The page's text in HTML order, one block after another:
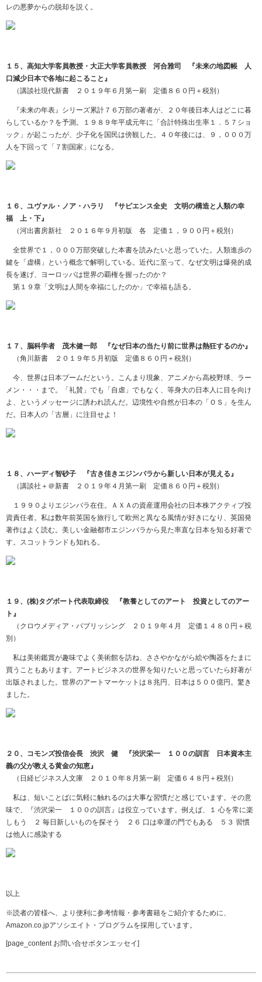
レの悪夢からの脱却を説く。
１５、高知大学客員教授・大正大学客員教授 河合雅司 『未来の地図帳 人
口減少日本で各地に起こること』
（講談社現代新書 ２０１９年６月第一刷 定価８６０円＋税別）
『未来の年表』シリーズ累計７６万部の著者が、２０年後日本人はどこに暮
らしているか？を予測。１９８９年平成元年に「合計特殊出生率１．５７ショ
ック」が起こったが、少子化を国民は傍観した。４０年後には、９，０００万
人を下回って「７割国家」になる。
１６、ユヴァル・ノア・ハラリ 『サピエンス全史 文明の構造と人類の幸
福 上・下』
（河出書房新社 ２０１６年９月初版 各 定価１，９００円＋税別）
全世界で１，０００万部突破した本書を読みたいと思っていた。人類進歩の
鍵を「虚構」という概念で解明している。近代に至って、なぜ文明は爆発的成
長を遂げ、ヨーロッパは世界の覇権を握ったのか？
第１９章「文明は人間を幸福にしたのか」で幸福も語る。
１７、脳科学者 茂木健一郎 『なぜ日本の当たり前に世界は熱狂するのか』
（角川新書 ２０１９年５月初版 定価８６０円＋税別）
今、世界は日本ブームだという。こんまり現象、アニメから高校野球、ラー
メン・・・まで。「礼賛」でも「自虐」でもなく、等身大の日本人に目を向け
よ、というメッセージに誘われ読んだ。辺境性や自然が日本の「ＯＳ」を生ん
だ。日本人の「古層」に注目せよ！
１８、ハーディ智砂子 『古き佳きエジンバラから新しい日本が見える』
（講談社＋＠新書 ２０１９年４月第一刷 定価８６０円＋税別）
１９９０よりエジンバラ在住。ＡＸＡの資産運用会社の日本株アクティブ投
資責任者。私は数年前英国を旅行して欧州と異なる風情が好きになり、英国発
著作はよく読む。美しい金融都市エジンバラから見た率直な日本を知る好著で
す。スコットランドも知れる。
１９、(株)タグボート代表取締役 『教養としてのアート 投資としてのアー
ト』
（クロウメディア・パブリッシング ２０１９年４月 定価１４８０円＋税
別）
私は美術鑑賞が趣味でよく美術館を訪ね、ささやかながら絵や陶器をたまに
買うこともあります。アートビジネスの世界を知りたいと思っていたら好著が
出版されました。世界のアートマーケットは８兆円、日本は５００億円。驚き
ました。
２０、コモンズ投信会長 渋沢 健 『渋沢栄一 １００の訓言 日本資本主
義の父が教える黄金の知恵』
（日経ビジネス人文庫 ２０１０年８月第一刷 定価６４８円＋税別）
私は、短いことばに気軽に触れるのは大事な習慣だと感じています。その意
味で、『渋沢栄一 １００の訓言』は役立っています。例えば、１ 心を常に楽
しもう ２ 毎日新しいものを探そう ２６ 口は幸運の門でもある ５３ 習慣
は他人に感染する
以上
※読者の皆様へ、より便利に参考情報・参考書籍をご紹介するために、
Amazon.co.jpアソシエイト・プログラムを採用しています。
[page_content お問い合せボタンエッセイ]